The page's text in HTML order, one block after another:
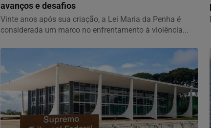
avanços e desafios
Vinte anos após sua criação, a Lei Maria da Penha é
considerada um marco no enfrentamento à violência...